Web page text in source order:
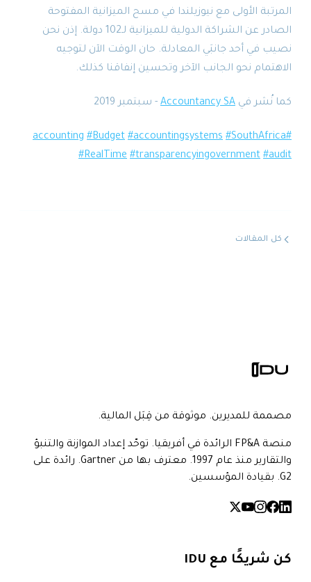
المرتبة الأولى مع نيوزيلندا في مسح الميزانية المفتوحة
الصادر عن الشراكة الدولية للميزانية لـ102 دولة. إذن نحن
نصيب في أحد جانبَي المعادلة. حان الوقت الآن لتوجيه
الاهتمام نحو الجانب الآخر وتحسين إنفاقنا كذلك.
كما نُشر في Accountancy SA - سبتمبر 2019
#accounting
#Budget #accountingsystems #SouthAfrica
#RealTime #transparencyingovernment #audit
كل المقالات
مصممة للمديرين. موثوقة من قِبَل المالية.
منصة FP&A الرائدة في أفريقيا. توحّد إعداد الموازنة والتنبؤ
والتقارير منذ عام 1997. معترف بها من Gartner. رائدة على
G2. بقيادة المؤسسين.
كن شريكًا مع IDU